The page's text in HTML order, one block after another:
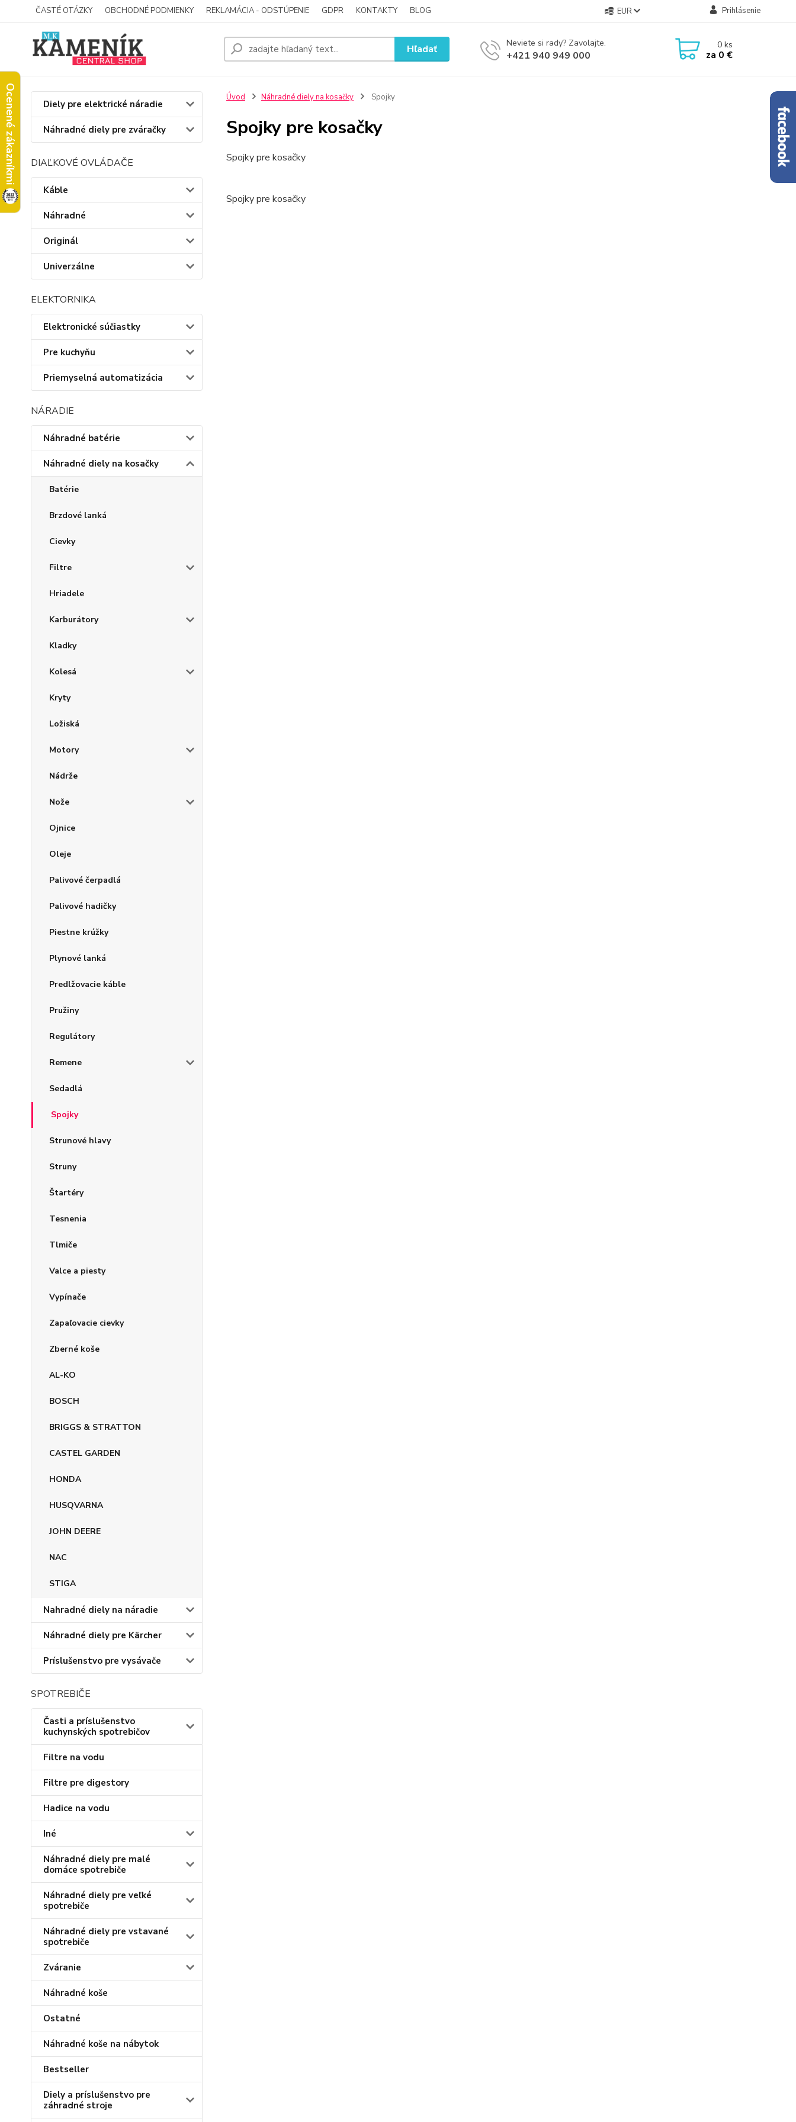
Ocenené zákazníkmi
ČASTÉ OTÁZKY OBCHODNÉ PODMIENKY REKLAMÁCIA - ODSTÚPENIE GDPR KONTAKTY BLOG EUR Prihlásenie
Hľadať Neviete si rady? Zavolajte.
+421 940 949 000
0ks
za 0 €
Diely pre elektrické náradie
Náhradné diely pre zváračky
DIAĽKOVÉ OVLÁDAČE
Káble
Náhradné
Originál
Univerzálne
ELEKTORNIKA
Elektronické súčiastky
Pre kuchyňu
Priemyselná automatizácia
NÁRADIE
Náhradné batérie
Náhradné diely na kosačky
Batérie
Brzdové lanká
Cievky
Filtre
Hriadele
Karburátory
Kladky
Kolesá
Kryty
Ložiská
Motory
Nádrže
Nože
Ojnice
Oleje
Palivové čerpadlá
Palivové hadičky
Piestne krúžky
Plynové lanká
Predlžovacie káble
Pružiny
Regulátory
Remene
Sedadlá
Spojky
Strunové hlavy
Struny
Štartéry
Tesnenia
Tlmiče
Valce a piesty
Vypínače
Zapaľovacie cievky
Zberné koše
AL-KO
BOSCH
BRIGGS & STRATTON
CASTEL GARDEN
HONDA
HUSQVARNA
JOHN DEERE
NAC
STIGA
Nahradné diely na náradie
Náhradné diely pre Kärcher
Príslušenstvo pre vysávače
SPOTREBIČE
Časti a príslušenstvo
kuchynských spotrebičov
Filtre na vodu
Filtre pre digestory
Hadice na vodu
Iné
Náhradné diely pre malé
domáce spotrebiče
Náhradné diely pre veľké
spotrebiče
Náhradné diely pre vstavané
spotrebiče
Zváranie
Náhradné koše
Ostatné
Náhradné koše na nábytok
Bestseller
Diely a príslušenstvo pre
záhradné stroje
Úvod Náhradné diely na kosačky Spojky
Spojky pre kosačky
Spojky pre kosačky
Spojky pre kosačky